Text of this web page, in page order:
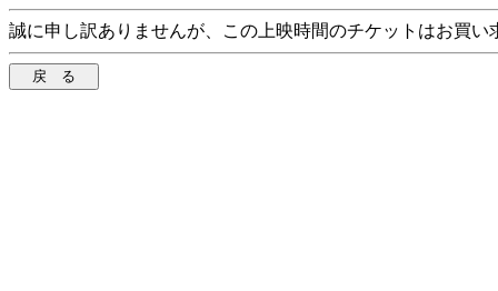
誠に申し訳ありませんが、この上映時間のチケットはお買い